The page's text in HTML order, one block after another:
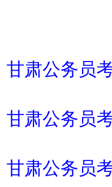
甘肃公务员
甘肃公务员
甘肃公务员